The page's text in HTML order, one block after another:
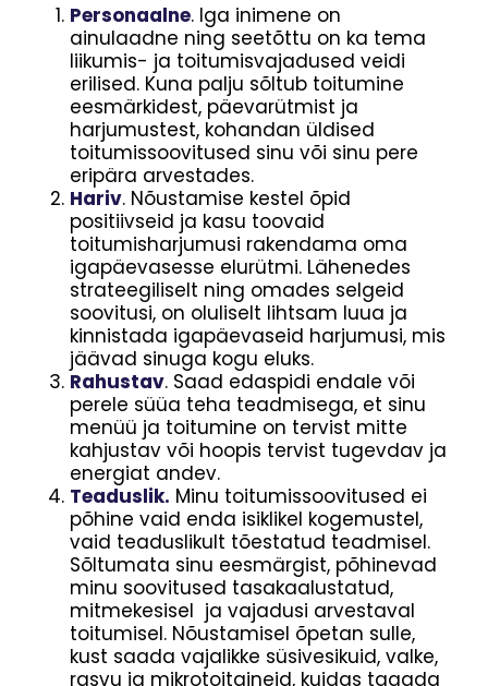
Personaalne. Iga inimene on
ainulaadne ning seetõttu on ka tema
liikumis- ja toitumisvajadused veidi
erilised. Kuna palju sõltub toitumine
eesmärkidest, päevarütmist ja
harjumustest, kohandan üldised
toitumissoovitused sinu või sinu pere
eripära arvestades.
Hariv. Nõustamise kestel õpid
positiivseid ja kasu toovaid
toitumisharjumusi rakendama oma
igapäevasesse elurütmi. Lähenedes
strateegiliselt ning omades selgeid
soovitusi, on oluliselt lihtsam luua ja
kinnistada igapäevaseid harjumusi, mis
jäävad sinuga kogu eluks.
Rahustav. Saad edaspidi endale või
perele süüa teha teadmisega, et sinu
menüü ja toitumine on tervist mitte
kahjustav või hoopis tervist tugevdav ja
energiat andev.
Teaduslik. Minu toitumissoovitused ei
põhine vaid enda isiklikel kogemustel,
vaid teaduslikult tõestatud teadmisel.
Sõltumata sinu eesmärgist, põhinevad
minu soovitused tasakaalustatud,
mitmekesisel ja vajadusi arvestaval
toitumisel. Nõustamisel õpetan sulle,
kust saada vajalikke süsivesikuid, valke,
rasvu ja mikrotoitaineid, kuidas tagada